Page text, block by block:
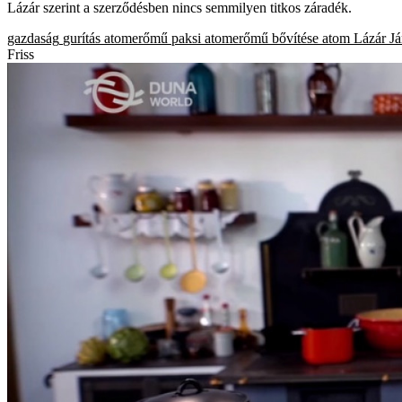
Lázár szerint a szerződésben nincs semmilyen titkos záradék.
gazdaság gurítás atomerőmű paksi atomerőmű bővítése atom Lázár
Friss